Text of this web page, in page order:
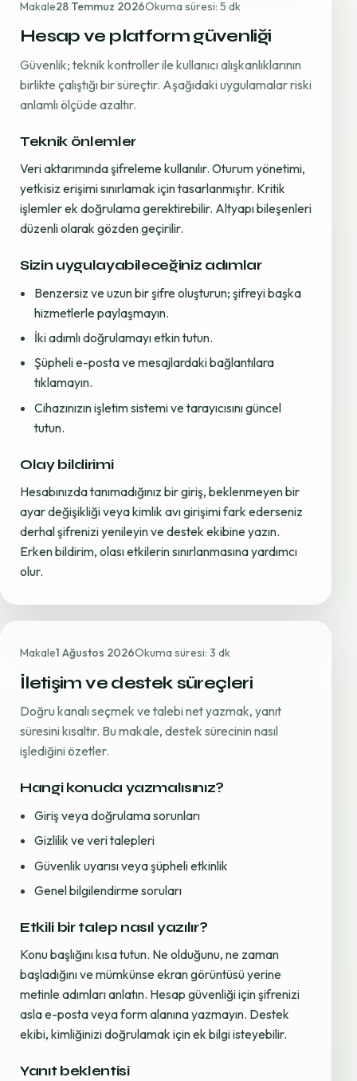
Makale28 Temmuz 2026Okuma süresi: 5 dk
Hesap ve platform güvenliği
Güvenlik; teknik kontroller ile kullanıcı alışkanlıklarının
birlikte çalıştığı bir süreçtir. Aşağıdaki uygulamalar riski
anlamlı ölçüde azaltır.
Teknik önlemler
Veri aktarımında şifreleme kullanılır. Oturum yönetimi,
yetkisiz erişimi sınırlamak için tasarlanmıştır. Kritik
işlemler ek doğrulama gerektirebilir. Altyapı bileşenleri
düzenli olarak gözden geçirilir.
Sizin uygulayabileceğiniz adımlar
Benzersiz ve uzun bir şifre oluşturun; şifreyi başka
hizmetlerle paylaşmayın.
İki adımlı doğrulamayı etkin tutun.
Şüpheli e-posta ve mesajlardaki bağlantılara
tıklamayın.
Cihazınızın işletim sistemi ve tarayıcısını güncel
tutun.
Olay bildirimi
Hesabınızda tanımadığınız bir giriş, beklenmeyen bir
ayar değişikliği veya kimlik avı girişimi fark ederseniz
derhal şifrenizi yenileyin ve destek ekibine yazın.
Erken bildirim, olası etkilerin sınırlanmasına yardımcı
olur.
Makale1 Ağustos 2026Okuma süresi: 3 dk
İletişim ve destek süreçleri
Doğru kanalı seçmek ve talebi net yazmak, yanıt
süresini kısaltır. Bu makale, destek sürecinin nasıl
işlediğini özetler.
Hangi konuda yazmalısınız?
Giriş veya doğrulama sorunları
Gizlilik ve veri talepleri
Güvenlik uyarısı veya şüpheli etkinlik
Genel bilgilendirme soruları
Etkili bir talep nasıl yazılır?
Konu başlığını kısa tutun. Ne olduğunu, ne zaman
başladığını ve mümkünse ekran görüntüsü yerine
metinle adımları anlatın. Hesap güvenliği için şifrenizi
asla e-posta veya form alanına yazmayın. Destek
ekibi, kimliğinizi doğrulamak için ek bilgi isteyebilir.
Yanıt beklentisi